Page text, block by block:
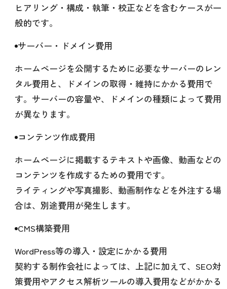
ヒアリング・構成・執筆・校正などを含むケースが一
般的です。
サーバー・ドメイン費用
ホームページを公開するために必要なサーバーのレン
タル費用と、ドメインの取得・維持にかかる費用で
す。サーバーの容量や、ドメインの種類によって費用
が異なります。
コンテンツ作成費用
ホームページに掲載するテキストや画像、動画などの
コンテンツを作成するための費用です。
ライティングや写真撮影、動画制作などを外注する場
合は、別途費用が発生します。
CMS構築費用
WordPress等の導入・設定にかかる費用
契約する制作会社によっては、上記に加えて、SEO対
策費用やアクセス解析ツールの導入費用などがかかる